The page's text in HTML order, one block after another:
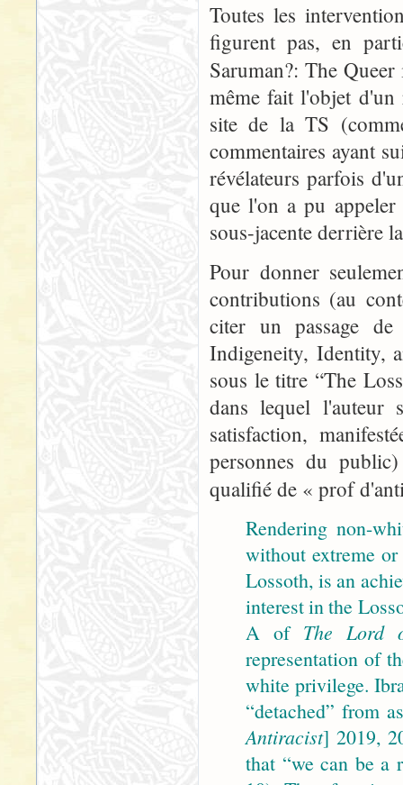
Toutes les
figurent pas, en
Saruman?: The
même fait l'objet d'un
site de la TS
commentaires ayant
révélateurs parfois
que l'on a pu
sous-jacente derrière
Pour donner
contributions (au
citer un passage
Indigeneity, Identity,
sous le titre “The
dans lequel l'auteur
satisfaction,
personnes du
qualifié de « prof
Rendering non-
without extreme
Lossoth, is an
interest in the
A of The Lord
representation of
white privilege.
“detached” from
Antiracist] 2019,
that “we can be a